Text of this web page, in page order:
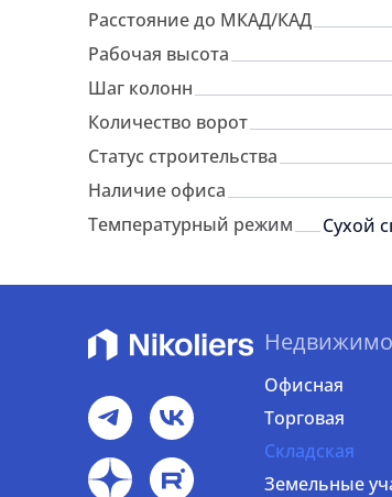
Расстояние до МКАД/КАД
Рабочая высота
Шаг колонн
Количество ворот
Статус строительства
Наличие офиса
Температурный режим
Сухой
Офисная
Торговая
Складская
Земельные